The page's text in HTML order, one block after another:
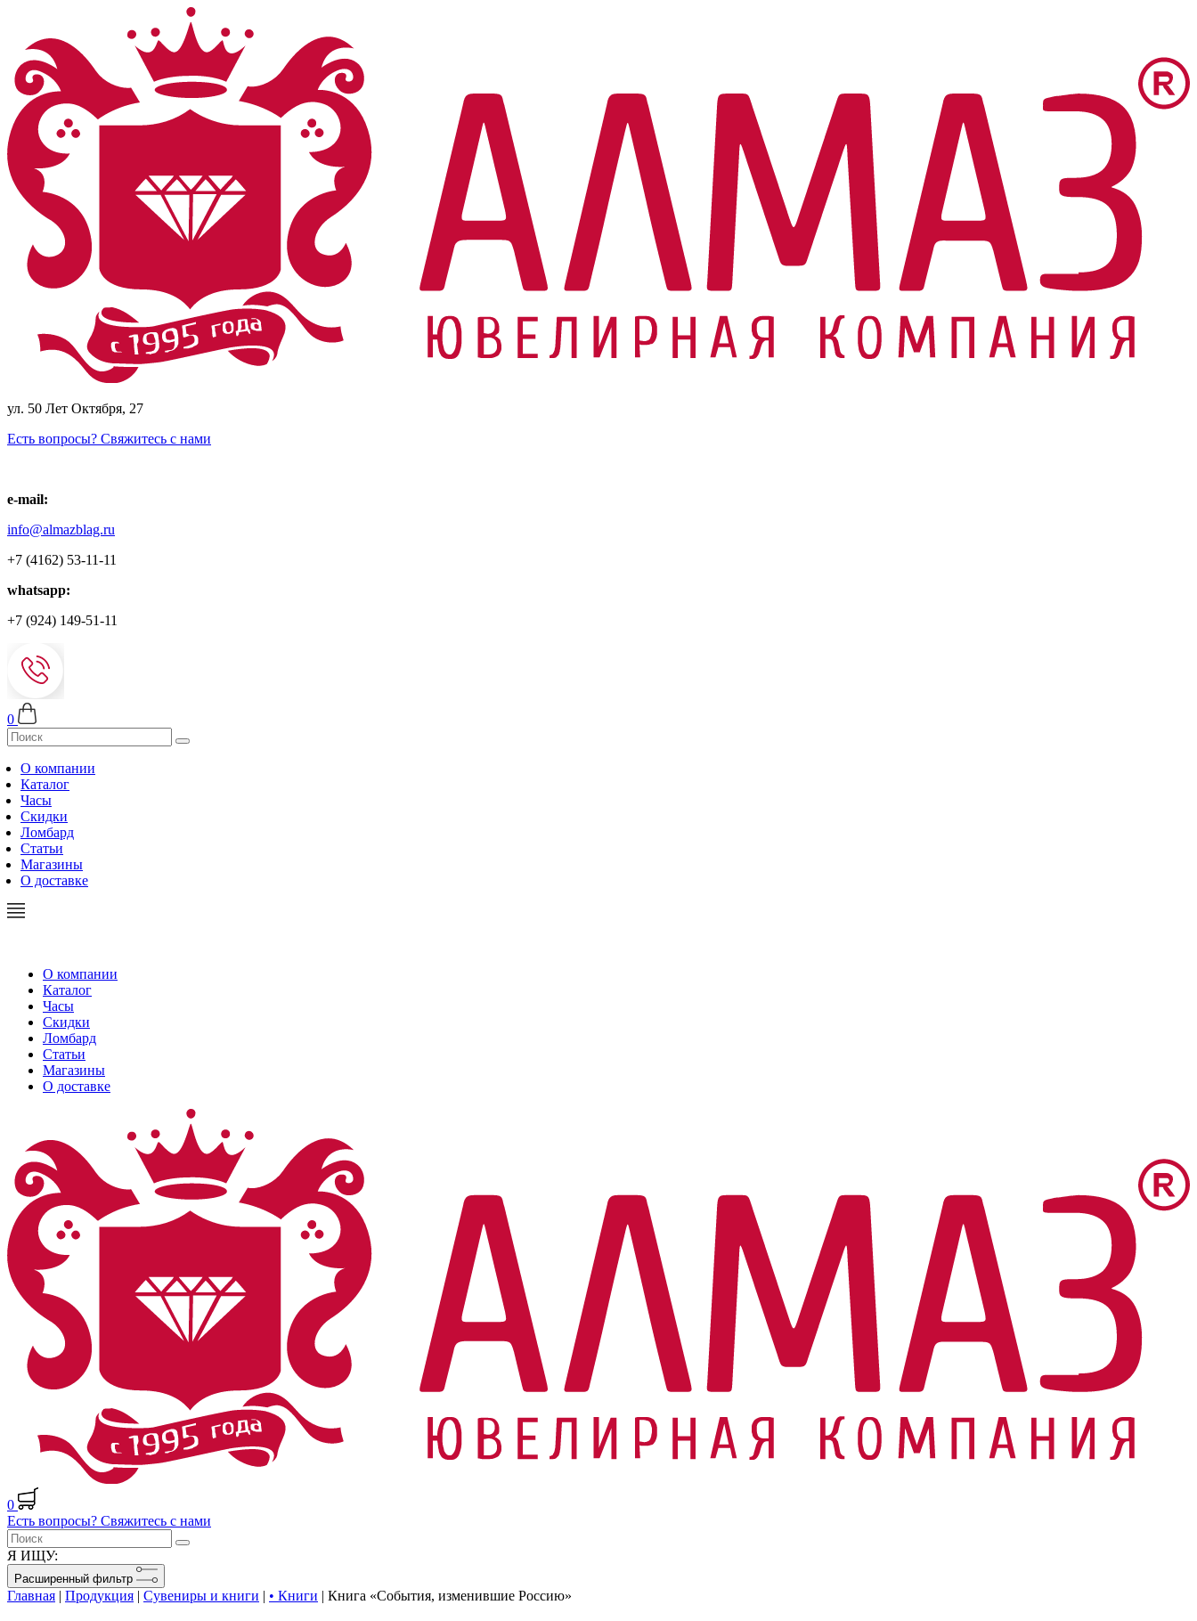
ул. 50 Лет Октября, 27
Есть вопросы? Свяжитесь с нами
e-mail:
info@almazblag.ru
+7 (4162) 53-11-11
whatsapp:
+7 (924) 149-51-11
0
О компании
Каталог
Часы
Скидки
Ломбард
Статьи
Магазины
О доставке
О компании
Каталог
Часы
Скидки
Ломбард
Статьи
Магазины
О доставке
0
Есть вопросы? Свяжитесь с нами
Я ИЩУ:
Расширенный фильтр
Главная | Продукция | Сувениры и книги | • Книги | Книга «События, изменившие Россию»